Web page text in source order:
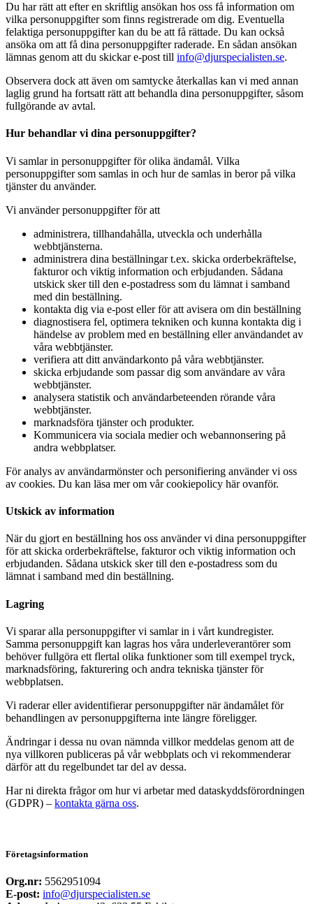
Du har rätt att efter en skriftlig ansökan hos oss få information om
vilka personuppgifter som finns registrerade om dig. Eventuella
felaktiga personuppgifter kan du be att få rättade. Du kan också
ansöka om att få dina personuppgifter raderade. En sådan ansökan
lämnas genom att du skickar e-post till info@djurspecialisten.se.
Observera dock att även om samtycke återkallas kan vi med annan
laglig grund ha fortsatt rätt att behandla dina personuppgifter, såsom
fullgörande av avtal.
Hur behandlar vi dina personuppgifter?
Vi samlar in personuppgifter för olika ändamål. Vilka
personuppgifter som samlas in och hur de samlas in beror på vilka
tjänster du använder.
Vi använder personuppgifter för att
administrera, tillhandahålla, utveckla och underhålla
webbtjänsterna.
administrera dina beställningar t.ex. skicka orderbekräftelse,
fakturor och viktig information och erbjudanden. Sådana
utskick sker till den e-postadress som du lämnat i samband
med din beställning.
kontakta dig via e-post eller för att avisera om din beställning
diagnostisera fel, optimera tekniken och kunna kontakta dig i
händelse av problem med en beställning eller användandet av
våra webbtjänster.
verifiera att ditt användarkonto på våra webbtjänster.
skicka erbjudande som passar dig som användare av våra
webbtjänster.
analysera statistik och användarbeteenden rörande våra
webbtjänster.
marknadsföra tjänster och produkter.
Kommunicera via sociala medier och webannonsering på
andra webbplatser.
För analys av användarmönster och personifiering använder vi oss
av cookies. Du kan läsa mer om vår cookiepolicy här ovanför.
Utskick av information
När du gjort en beställning hos oss använder vi dina personuppgifter
för att skicka orderbekräftelse, fakturor och viktig information och
erbjudanden. Sådana utskick sker till den e-postadress som du
lämnat i samband med din beställning.
Lagring
Vi sparar alla personuppgifter vi samlar in i vårt kundregister.
Samma personuppgift kan lagras hos våra underleverantörer som
behöver fullgöra ett flertal olika funktioner som till exempel tryck,
marknadsföring, fakturering och andra tekniska tjänster för
webbplatsen.
Vi raderar eller avidentifierar personuppgifter när ändamålet för
behandlingen av personuppgifterna inte längre föreligger.
Ändringar i dessa nu ovan nämnda villkor meddelas genom att de
nya villkoren publiceras på vår webbplats och vi rekommenderar
därför att du regelbundet tar del av dessa.
Har ni direkta frågor om hur vi arbetar med dataskyddsförordningen
(GDPR) – kontakta gärna oss.
Företagsinformation
Org.nr: 5562951094
E-post: info@djurspecialisten.se